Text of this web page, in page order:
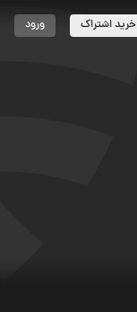
خرید اشتراک ورود